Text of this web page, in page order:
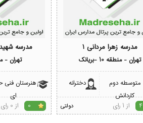
مدرسه زهرا مردانی 1
تهران - منطقه 10 -بریانک
متوسطه دوم
کاردانش
دخترانه
دولتی 4 از 1 رای
مدرسه
تهران -
هنرستان فنی
ای
0 از 0 رای